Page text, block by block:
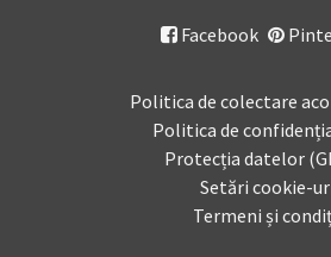
 Facebook
Politica de colectare
Politica de
Protecția datelor
Setări cookie-
Termeni și